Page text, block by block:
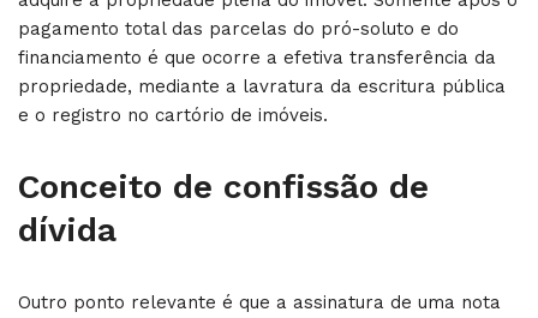
pagamento total das parcelas do pró-soluto e do
financiamento é que ocorre a efetiva transferência da
propriedade, mediante a lavratura da escritura pública
e o registro no cartório de imóveis.
Conceito de confissão de
dívida
Outro ponto relevante é que a assinatura de uma nota